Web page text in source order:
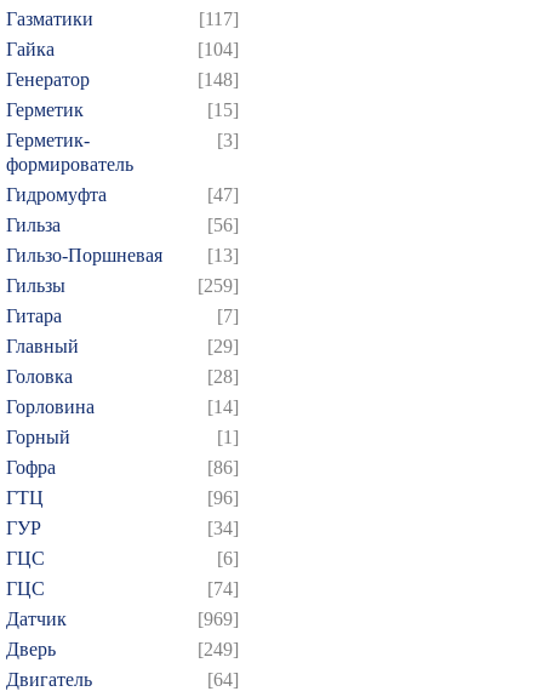
Газматики
[117]
Гайка
[104]
Генератор
[148]
Герметик
[15]
Герметик-
формирователь
[3]
Гидромуфта
[47]
Гильза
[56]
Гильзо-Поршневая
[13]
Гильзы
[259]
Гитара
[7]
Главный
[29]
Головка
[28]
Горловина
[14]
Горный
[1]
Гофра
[86]
ГТЦ
[96]
ГУР
[34]
ГЦC
[6]
ГЦС
[74]
Датчик
[969]
Дверь
[249]
Двигатель
[64]